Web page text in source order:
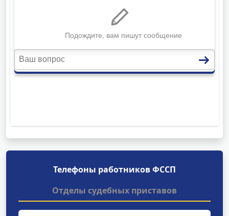
Телефоны работников ФССП
Отделы судебных приставов